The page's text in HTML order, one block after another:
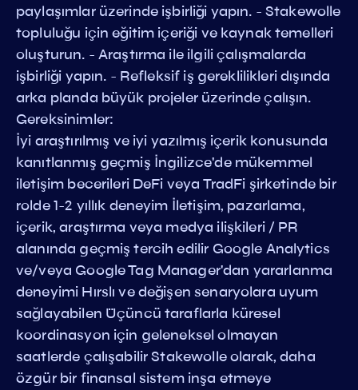
paylaşımlar üzerinde işbirliği yapın. - Stakewolle
topluluğu için eğitim içeriği ve kaynak temelleri
oluşturun. - Araştırma ile ilgili çalışmalarda
işbirliği yapın. - Refleksif iş gereklilikleri dışında
arka planda büyük projeler üzerinde çalışın.
Gereksinimler:
İyi araştırılmış ve iyi yazılmış içerik konusunda
kanıtlanmış geçmiş İngilizce'de mükemmel
iletişim becerileri DeFi veya TradFi şirketinde bir
rolde 1-2 yıllık deneyim İletişim, pazarlama,
içerik, araştırma veya medya ilişkileri / PR
alanında geçmiş tercih edilir Google Analytics
ve/veya Google Tag Manager'dan yararlanma
deneyimi Hırslı ve değişen senaryolara uyum
sağlayabilen Üçüncü taraflarla küresel
koordinasyon için geleneksel olmayan
saatlerde çalışabilir Stakewolle olarak, daha
özgür bir finansal sistem inşa etmeye